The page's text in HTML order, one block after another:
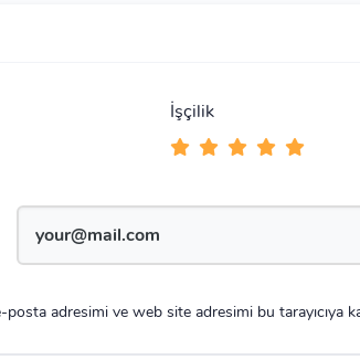
İşçilik
posta adresimi ve web site adresimi bu tarayıcıya